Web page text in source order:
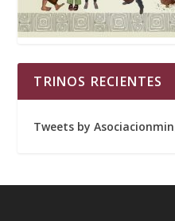
TRINOS RECIENTES
Tweets by